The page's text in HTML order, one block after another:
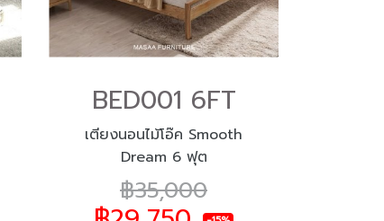
BED001 6FT
เตียงนอนไม้โอ๊ค Smooth
Dream 6 ฟุต
฿35,000